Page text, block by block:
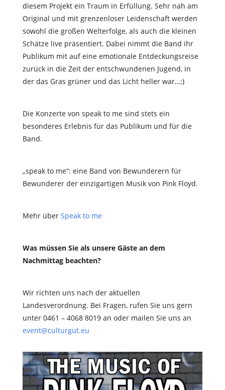
diesem Projekt ein Traum in Erfüllung. Sehr nah am
Original und mit grenzenloser Leidenschaft werden
sowohl die großen Welterfolge, als auch die kleinen
Schätze live präsentiert. Dabei nimmt die Band ihr
Publikum mit auf eine emotionale Entdeckungsreise
zurück in die Zeit der entschwundenen Jugend, in
der das Gras grüner und das Licht heller war…;)
Die Konzerte von speak to me sind stets ein
besonderes Erlebnis für das Publikum und für die
Band.
„speak to me“: eine Band von Bewunderern für
Bewunderer der einzigartigen Musik von Pink Floyd.
Mehr über Speak to me
Was müssen Sie als unsere Gäste an dem
Nachmittag beachten?
Wir richten uns nach der aktuellen
Landesverordnung. Bei Fragen, rufen Sie uns gern
unter 0461 – 4068 8019 an oder mailen Sie uns an
event@culturgut.eu